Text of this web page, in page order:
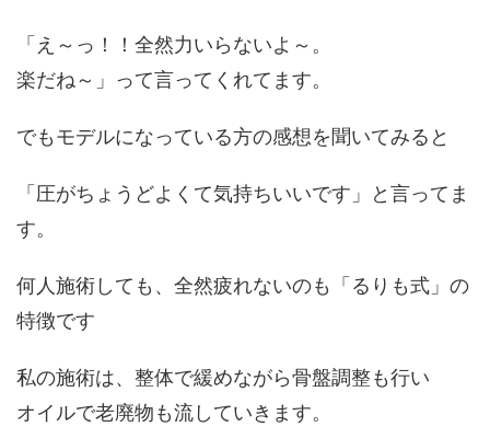
「え～っ！！全然力いらないよ～。
楽だね～」って言ってくれてます。
でもモデルになっている方の感想を聞いてみると
「圧がちょうどよくて気持ちいいです」と言ってま
す。
何人施術しても、全然疲れないのも「るりも式」の
特徴です
私の施術は、整体で緩めながら骨盤調整も行い
オイルで老廃物も流していきます。